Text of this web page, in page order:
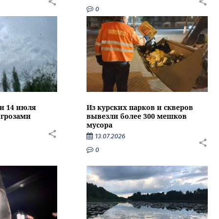
0
14 июля
Из курских парков и скверов
вывезли более 300 мешков
мусора
13.07.2026
0